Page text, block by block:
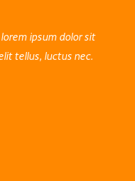
ipsum dolor sit
tellus, luctus nec.